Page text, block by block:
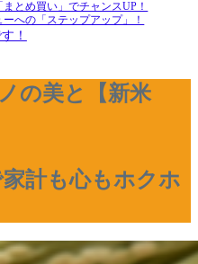
とめ買い」でチャンスUP！
への「ステップアップ」！
！
の美と【新米
計も心もホクホ